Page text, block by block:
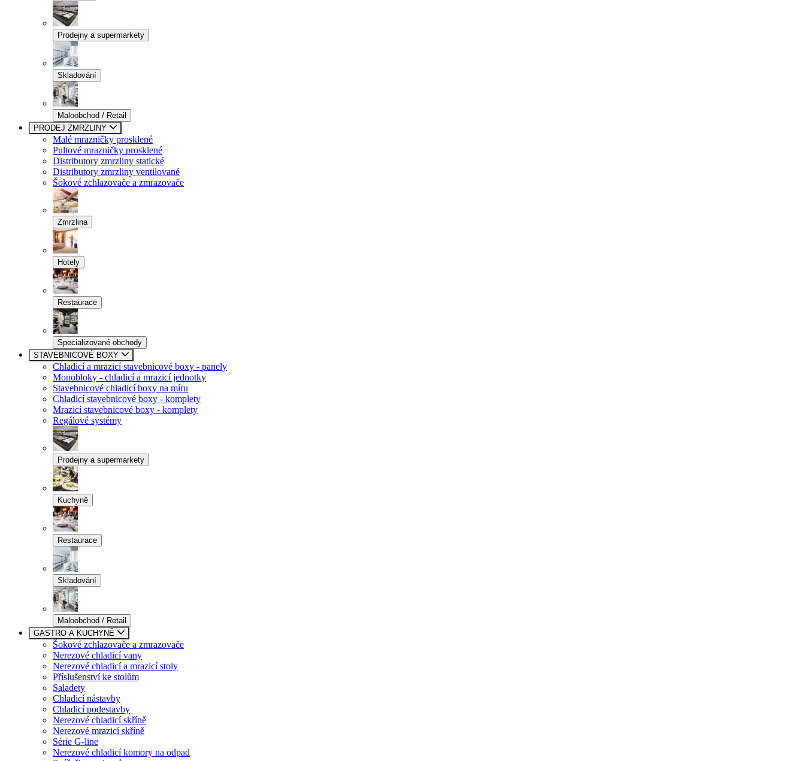
Prodejny a supermarkety
Skladování
Maloobchod / Retail
PRODEJ ZMRZLINY
Malé mrazničky prosklené
Pultové mrazničky prosklené
Distributory zmrzliny statické
Distributory zmrzliny ventilované
Šokové zchlazovače a zmrazovače
Zmrzlina
Hotely
Restaurace
Specializované obchody
STAVEBNICOVÉ BOXY
Chladicí a mrazicí stavebnicové boxy - panely
Monobloky - chladicí a mrazicí jednotky
Stavebnicové chladicí boxy na míru
Chladicí stavebnicové boxy - komplety
Mrazicí stavebnicové boxy - komplety
Regálové systémy
Prodejny a supermarkety
Kuchyně
Restaurace
Skladování
Maloobchod / Retail
GASTRO A KUCHYNĚ
Šokové zchlazovače a zmrazovače
Nerezové chladicí vany
Nerezové chladicí a mrazicí stoly
Příslušenství ke stolům
Saladety
Chladicí nástavby
Chladicí podestavby
Nerezové chladicí skříně
Nerezové mrazicí skříně
Série G-line
Nerezové chladicí komory na odpad